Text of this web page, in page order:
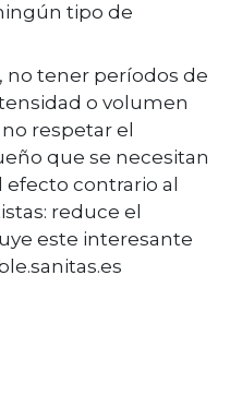
tipo de
no tener períodos de
o volumen
respetar el
que se necesitan
contrario al
reduce el
este interesante